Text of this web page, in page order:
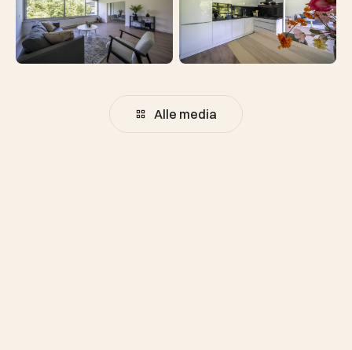
Alle media